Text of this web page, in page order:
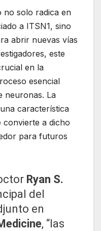
no solo radica en
a ITSN1, sino
abrir nuevas vías
este
en la
esencial
neuronas. La
característica
convierte a dicho
para futuros
Ryan S.
del
en
, “las